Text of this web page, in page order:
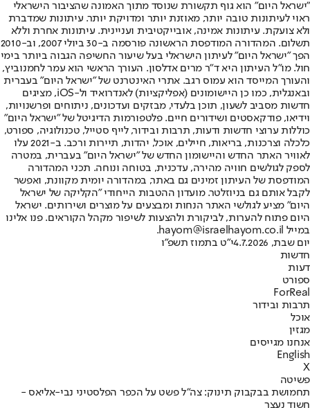
"ישראל היום" הוא גוף תקשורת שנוסד מתוך האמונה שהציבור הישראלי
ראוי לעיתונות טובה יותר, מאוזנת יותר ומדויקת יותר. עיתונות שמדברת
ולא צועקת. עיתונות אמינה, אובייקטיבית ועניינית. עיתונות אחרת וללא
תשלום. המהדורה המודפסת הראשונה פורסמה ב-30 ביולי 2007, וב-2010
הפך "ישראל היום" לעיתון הישראלי בעל שיעור החשיפה הגבוה ביותר בימי
חול. מו"ל העיתון היא ד"ר מרים אדלסון. העורך הראשי הוא עמר לחמנוביץ,
והעורך המייסד הוא עמוס רגב. אתרי האינטרנט של "ישראל היום" בעברית
ובאנגלית, כמו כן היישומונים (אפליקציות) לאנדרואיד ול-iOS, מציגים
חדשות מסביב לשעון, תוכן בלעדי, מבזקים ועדכונים, ניתוחים ופרשנויות,
וידיאו, פודקאסטים ושידורים חיים. פלטפורמות הדיגיטל של "ישראל היום"
כוללות ערוצי חדשות ודעות, תרבות ובידור, לייף סטייל, טכנולוגיה, ספורט,
כלכלה וצרכנות, בריאות, חיילים, אוכל, יהדות, תיירות ורכב. ב-2021 עלו
לאוויר האתר החדש והיישומון החדש של "ישראל היום" בעברית, במטרה
לספק לגולשים חוויה מהירה, עדכנית, בטוחה ונוחה. תכני המהדורה
המודפסת של העיתון זמינים גם באתר, במהדורה יומית מקוונת, ואפשר
לקבל אותם גם בניוזלטר. מועדון ההטבות הייחודי "הקליקה של ישראל
היום" מציע לגולשי האתר הנחות ומבצעים על מוצרים ושירותים. ישראל
היום פתוח להערות, לביקורת ולהצעות לשיפור מקהל הקוראים. פנו אלינו
במייל hayom@israelhayom.co.il.
יום שבת, 4.7.2026
י"ט בתמוז תשפ"ו
חדשות
דעות
ספורט
ForReal
תרבות ובידור
אוכל
מגזין
אנחנו מגייסים
English
X
פשיטה
תחמושת בבקבוק תינוק: צה"ל פשט על הכפר הפלסטיני נבי-אליאס -
חשוד נעצר